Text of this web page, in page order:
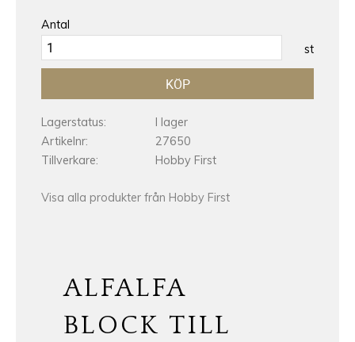
Antal
st
KÖP
Lagerstatus
I lager
Artikelnr
27650
Tillverkare
Hobby First
Visa alla produkter från Hobby First
ALFALFA
BLOCK TILL